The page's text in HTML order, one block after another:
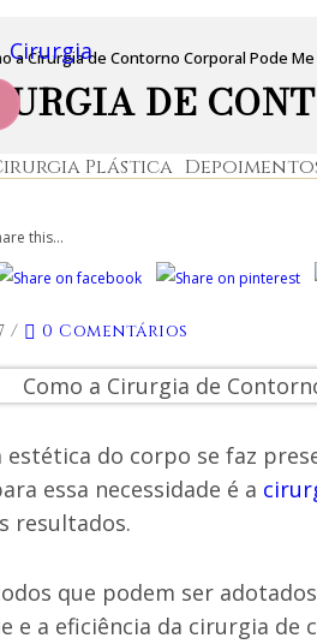
Plástica
a Cirurgia de Contorno Corporal Pode
DE
this...
/ 0 Comentários
estética do corpo se faz
essa necessidade é a
resultados.
que podem ser
e a eficiência da cirurgia